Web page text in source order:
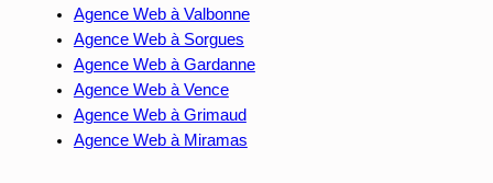
Agence Web à Valbonne
Agence Web à Sorgues
Agence Web à Gardanne
Agence Web à Vence
Agence Web à Grimaud
Agence Web à Miramas